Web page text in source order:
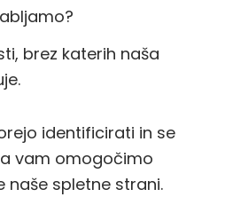
brez katerih naša
identificirati in se
vam omogočimo
naše spletne strani.